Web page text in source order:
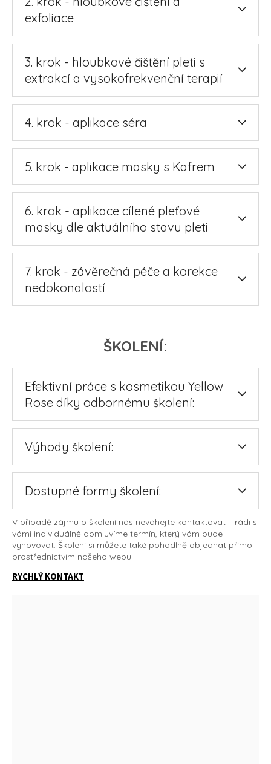
exfoliace
3. krok - hloubkové čištění pleti s
extrakcí a vysokofrekvenční terapií
4. krok - aplikace séra
5. krok - aplikace masky s Kafrem
6. krok - aplikace cílené pleťové
masky dle aktuálního stavu pleti
7. krok - závěrečná péče a korekce
nedokonalostí
ŠKOLENÍ:
Efektivní práce s kosmetikou Yellow
Rose díky odbornému školení:
Výhody školení:
Dostupné formy školení:
V případě zájmu o školení nás neváhejte kontaktovat – rádi s
vámi individuálně domluvíme termín, který vám bude
vyhovovat. Školení si můžete také pohodlně objednat přímo
prostřednictvím našeho webu.
RYCHLÝ KONTAKT